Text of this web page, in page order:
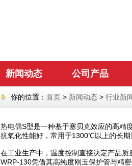
新闻动态 公司产品
你的位置： 首页 > 新闻动态 > 行业新
热电偶S型是一种基于塞贝克效应的高精
抗氧化性能好，常用于1300℃以上的长
在工业生产中，温度控制直接决定产品
WRP-130凭借其高纯度刚玉保护管与精